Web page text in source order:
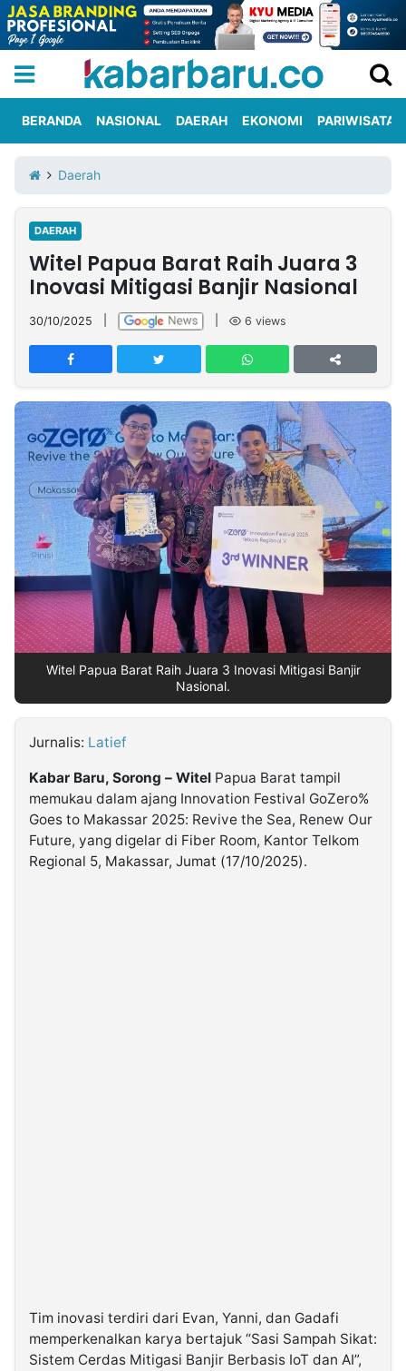
Iklan
Berita
Kami
Nasional
International
Olahraga
Entertainment
Daerah
Pariwisata
Kuliner
Kolom
Network
PT
TREETAN
MULTIMEDIA
INDONESIA
Partner
Insight
NTB
Suara
Time
Lens
IDN
Daily
Jogja
Jalan
Rakyat
Idealita
News
Kita
Notice
Dinamikapost.com
Radar
Baru
Seedbacklink
Follow
Kabarbaru
Kabarbaru.co
BERANDA NASIONAL DAERAH EKONOMI PARIWISATA
Daerah
DAERAH
Witel Papua Barat Raih Juara 3
Inovasi Mitigasi Banjir Nasional
30/10/2025 6 views
Witel Papua Barat Raih Juara 3 Inovasi Mitigasi Banjir
Nasional.
Jurnalis: Latief
Kabar Baru, Sorong – Witel Papua Barat tampil
memukau dalam ajang Innovation Festival GoZero%
Goes to Makassar 2025: Revive the Sea, Renew Our
Future, yang digelar di Fiber Room, Kantor Telkom
Regional 5, Makassar, Jumat (17/10/2025).
Tim inovasi terdiri dari Evan, Yanni, dan Gadafi
memperkenalkan karya bertajuk “Sasi Sampah Sikat:
Sistem Cerdas Mitigasi Banjir Berbasis IoT dan AI”,